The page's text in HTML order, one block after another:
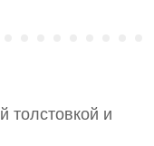
толстовкой и